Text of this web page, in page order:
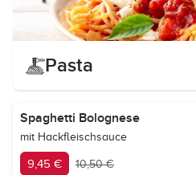
Pasta
Spaghetti Bolognese
mit Hackfleischsauce
9,45 € 10,50 €